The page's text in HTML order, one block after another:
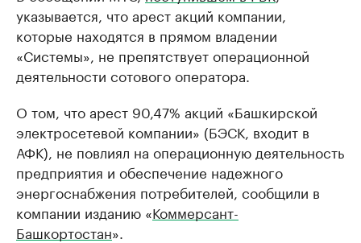
указывается, что арест акций компании,
которые находятся в прямом владении
«Системы», не препятствует операционной
деятельности сотового оператора.
О том, что арест 90,47% акций «Башкирской
электросетевой компании» (БЭСК, входит в
АФК), не повлиял на операционную деятельность
предприятия и обеспечение надежного
энергоснабжения потребителей, сообщили в
компании изданию «Коммерсант-
Башкортостан».